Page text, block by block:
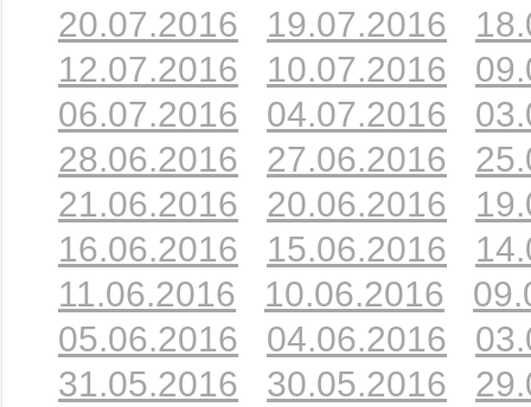
20.07.2016
19.07.2016
12.07.2016
10.07.2016
06.07.2016
04.07.2016
28.06.2016
27.06.2016
21.06.2016
20.06.2016
16.06.2016
15.06.2016
11.06.2016
10.06.2016
05.06.2016
04.06.2016
31.05.2016
30.05.2016